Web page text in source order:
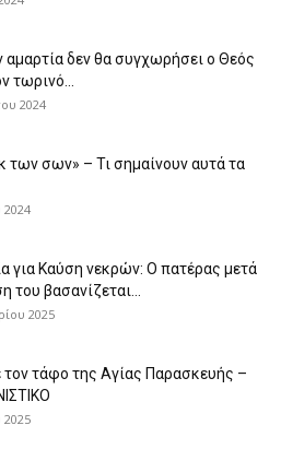
αμαρτία δεν θα συγχωρήσει ο Θεός
τωρινό...
2024
των σων» – Τι σημαίνουν αυτά τα
2024
για Καύση νεκρών: Ο πατέρας μετά
του βασανίζεται...
2025
τον τάφο της Αγίας Παρασκευής –
2025